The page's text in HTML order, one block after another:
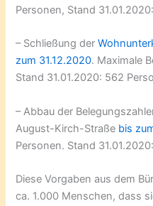
Personen, Stand
– Schließung der
zum 31.12.2020. Maximale
Stand 31.01.2020: 562
– Abbau der
August-Kirch-Straße bis
Personen. Stand
Diese Vorgaben aus dem
ca. 1.000 Menschen, dass